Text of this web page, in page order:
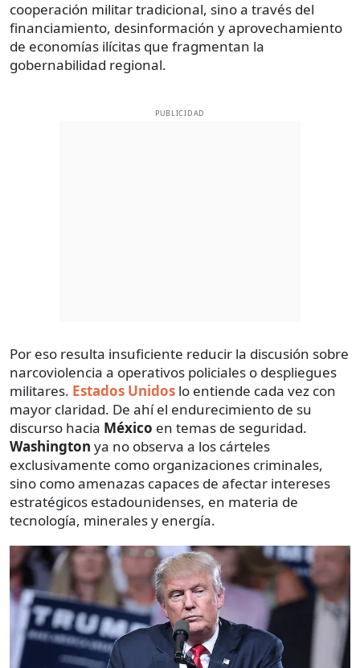
cooperación militar tradicional, sino a través del
financiamiento, desinformación y aprovechamiento
de economías ilícitas que fragmentan la
gobernabilidad regional.
PUBLICIDAD
Por eso resulta insuficiente reducir la discusión sobre
narcoviolencia a operativos policiales o despliegues
militares. Estados Unidos lo entiende cada vez con
mayor claridad. De ahí el endurecimiento de su
discurso hacia México en temas de seguridad.
Washington ya no observa a los cárteles
exclusivamente como organizaciones criminales,
sino como amenazas capaces de afectar intereses
estratégicos estadounidenses, en materia de
tecnología, minerales y energía.